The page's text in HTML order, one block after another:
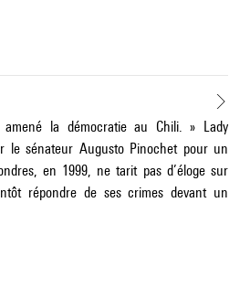
la démocratie au Chili. » Lady
le sénateur Augusto Pinochet pour un
en 1999, ne tarit pas d’éloge sur
répondre de ses crimes devant un